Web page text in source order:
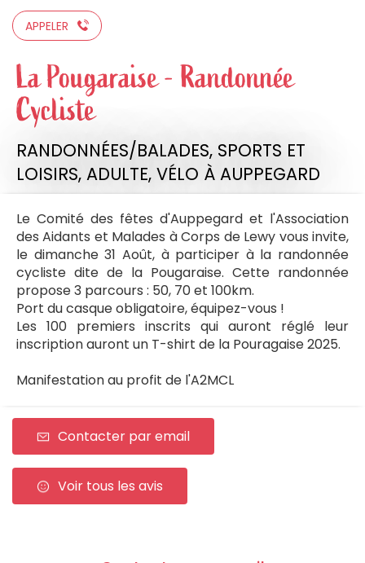
APPELER
La Pougaraise - Randonnée
Cycliste
RANDONNÉES/BALADES, SPORTS ET
LOISIRS, ADULTE, VÉLO À AUPPEGARD
Le Comité des fêtes d'Auppegard et l'Association
des Aidants et Malades à Corps de Lewy vous invite,
le dimanche 31 Août, à participer à la randonnée
cycliste dite de la Pougaraise. Cette randonnée
propose 3 parcours : 50, 70 et 100km.
Port du casque obligatoire, équipez-vous !
Les 100 premiers inscrits qui auront réglé leur
inscription auront un T-shirt de la Pouragaise 2025.
Manifestation au profit de l'A2MCL
Contacter par email
Voir tous les avis